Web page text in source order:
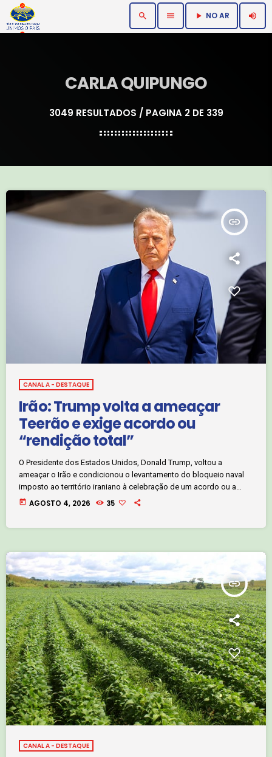
search menu play_arrow NO AR volume_up
CARLA QUIPUNGO
3049 RESULTADOS / PAGINA 2 DE 339
insert_link
CANAL A - DESTAQUE
Irão: Trump volta a ameaçar
Teerão e exige acordo ou
“rendição total”
O Presidente dos Estados Unidos, Donald Trump, voltou a
ameaçar o Irão e condicionou o levantamento do bloqueio naval
imposto ao território iraniano à celebração de um acordo ou a
uma rendição total de Teerão. Numa publicação na sua rede
today AGOSTO 4, 2026 35
insert_link
CANAL A - DESTAQUE